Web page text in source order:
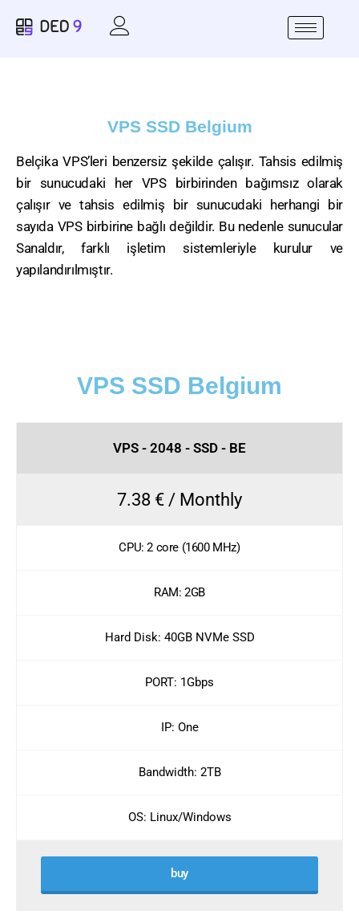
VPS SSD Belgium
Belçika VPS’leri benzersiz şekilde çalışır. Tahsis edilmiş
bir sunucudaki her VPS birbirinden bağımsız olarak
çalışır ve tahsis edilmiş bir sunucudaki herhangi bir
sayıda VPS birbirine bağlı değildir. Bu nedenle sunucular
Sanaldır, farklı işletim sistemleriyle kurulur ve
yapılandırılmıştır.
VPS SSD Belgium
VPS - 2048 - SSD - BE
7.38 € / Monthly
CPU: 2 core (1600 MHz)
RAM: 2GB
Hard Disk: 40GB NVMe SSD
PORT: 1Gbps
IP: One
Bandwidth: 2TB
OS: Linux/Windows
buy